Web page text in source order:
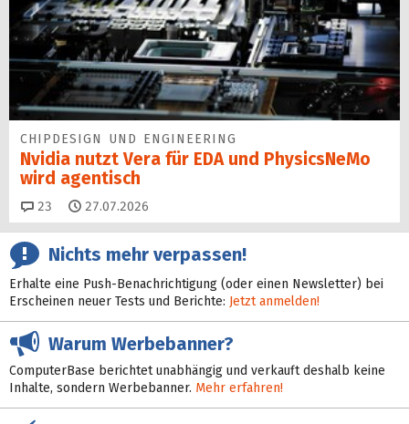
CHIPDESIGN UND ENGINEERING
Nvidia nutzt Vera für EDA und PhysicsNeMo
wird agentisch
23 Kommentare
27.07.2026
Nichts mehr verpassen!
Erhalte eine Push-Benachrichtigung (oder einen Newsletter) bei
Erscheinen neuer Tests und Berichte: Jetzt anmelden!
Warum Werbebanner?
ComputerBase berichtet unabhängig und verkauft deshalb keine
Inhalte, sondern Werbebanner. Mehr erfahren!